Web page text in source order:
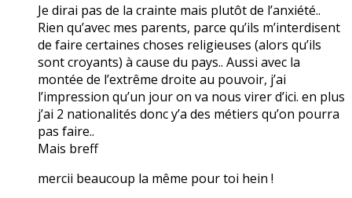
Je dirai pas de la crainte mais plutôt de l’anxiété..
Rien qu’avec mes parents, parce qu’ils m’interdisent
de faire certaines choses religieuses (alors qu’ils
sont croyants) à cause du pays.. Aussi avec la
montée de l’extrême droite au pouvoir, j’ai
l’impression qu’un jour on va nous virer d’ici. en plus
j’ai 2 nationalités donc y’a des métiers qu’on pourra
pas faire..
Mais breff
mercii beaucoup la même pour toi hein !